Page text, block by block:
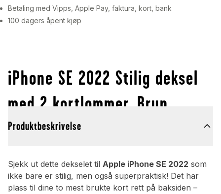
Betaling med Vipps, Apple Pay, faktura, kort, bank
100 dagers åpent kjøp
iPhone SE 2022 Stilig deksel
med 2 kortlommer, Brun
Produktbeskrivelse
Sjekk ut dette dekselet til Apple iPhone SE 2022 som
ikke bare er stilig, men også superpraktisk! Det har
plass til dine to mest brukte kort rett på baksiden –